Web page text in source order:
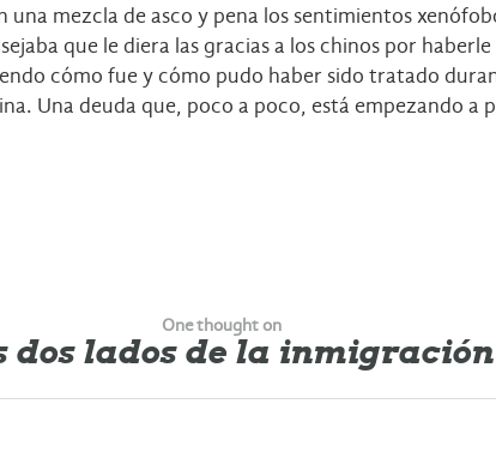
mezcla de asco y pena los sentimientos
que le diera las gracias a los chinos por
cómo fue y cómo pudo haber sido tratado
Una deuda que, poco a poco, está empezando a
One thought on
dos lados de la